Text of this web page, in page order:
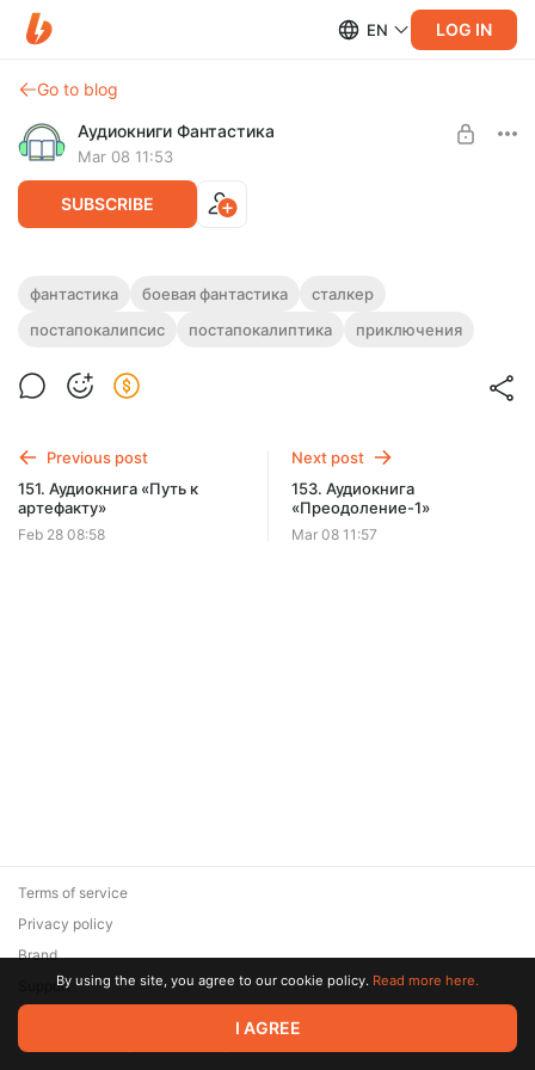
EN LOG IN
Go to blog
Аудиокниги Фантастика
Mar 08 11:53
SUBSCRIBE
152. Аудиокнига «Охота»
Полная версия.
Слушайте эту и другие лучшие аудиокниги жанра
Фантастика целиком, без рекламы и ограничений!
Level required:
фантастика боевая фантастика
сталкер
постапокалипсис
постапокалиптика приключения
Previous post
151. Аудиокнига «Путь к
артефакту»
Feb 28 08:58
Next post
153. Аудиокнига
«Преодоление-1»
Mar 08 11:57
© 2026 Zaya Solutions Limited. All rights reserved. All trademarks
are the property of their respective owners.
Terms of service
Privacy policy
Brand
SupportBy using the site, you agree to our cookie policy. Read more here.
I AGREE